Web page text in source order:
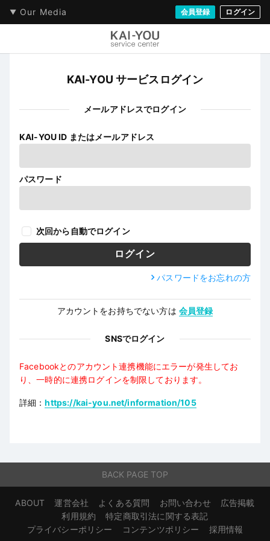
Our Media 会員登録 ログイン
KAI-YOU サービスログイン
メールアドレスでログイン
KAI-YOU ID またはメールアドレス
パスワード
次回から自動でログイン
パスワードをお忘れの方
アカウントをお持ちでない方は 会員登録
SNSでログイン
Facebookとのアカウント連携機能にエラーが発生してお
り、一時的に連携ログインを制限しております。
詳細：https://kai-you.net/information/105
BACK PAGE TOP
ABOUT 運営会社 よくある質問 お問い合わせ
広告掲載
利用規約
特定商取引法に関する表記
プライバシーポリシー
コンテンツポリシー 採用情報